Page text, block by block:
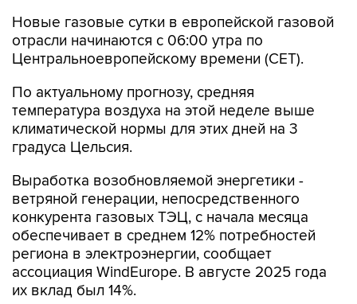
Новые газовые сутки в европейской газовой
отрасли начинаются c 06:00 утра по
Центральноевропейскому времени (CET).
По актуальному прогнозу, средняя
температура воздуха на этой неделе выше
климатической нормы для этих дней на 3
градуса Цельсия.
Выработка возобновляемой энергетики -
ветряной генерации, непосредственного
конкурента газовых ТЭЦ, с начала месяца
обеспечивает в среднем 12% потребностей
региона в электроэнергии, сообщает
ассоциация WindEurope. В августе 2025 года
их вклад был 14%.